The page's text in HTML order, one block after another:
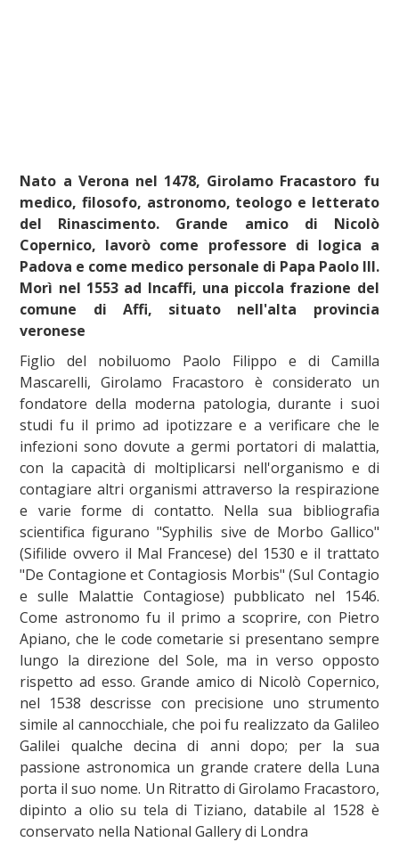
Nato a Verona nel 1478, Girolamo Fracastoro fu
medico, filosofo, astronomo, teologo e letterato
del Rinascimento. Grande amico di Nicolò
Copernico, lavorò come professore di logica a
Padova e come medico personale di Papa Paolo III.
Morì nel 1553 ad Incaffi, una piccola frazione del
comune di Affi, situato nell'alta provincia
veronese
Figlio del nobiluomo Paolo Filippo e di Camilla
Mascarelli, Girolamo Fracastoro è considerato un
fondatore della moderna patologia, durante i suoi
studi fu il primo ad ipotizzare e a verificare che le
infezioni sono dovute a germi portatori di malattia,
con la capacità di moltiplicarsi nell'organismo e di
contagiare altri organismi attraverso la respirazione
e varie forme di contatto. Nella sua bibliografia
scientifica figurano "Syphilis sive de Morbo Gallico"
(Sifilide ovvero il Mal Francese) del 1530 e il trattato
"De Contagione et Contagiosis Morbis" (Sul Contagio
e sulle Malattie Contagiose) pubblicato nel 1546.
Come astronomo fu il primo a scoprire, con Pietro
Apiano, che le code cometarie si presentano sempre
lungo la direzione del Sole, ma in verso opposto
rispetto ad esso. Grande amico di Nicolò Copernico,
nel 1538 descrisse con precisione uno strumento
simile al cannocchiale, che poi fu realizzato da Galileo
Galilei qualche decina di anni dopo; per la sua
passione astronomica un grande cratere della Luna
porta il suo nome. Un Ritratto di Girolamo Fracastoro,
dipinto a olio su tela di Tiziano, databile al 1528 è
conservato nella National Gallery di Londra